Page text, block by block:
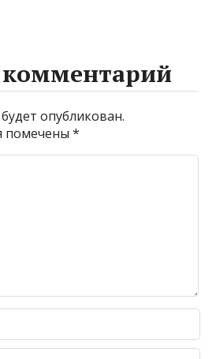
опубликован.
помечены*